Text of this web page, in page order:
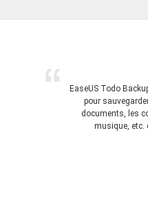
EaseUS Todo
pour
documents, les
musique, etc.